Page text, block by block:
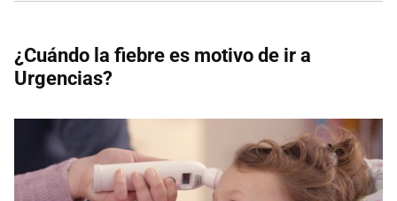
¿Cuándo la fiebre es motivo de ir a
Urgencias?